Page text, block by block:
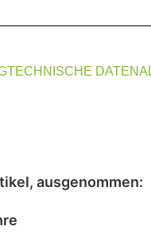
TECHNISCHE DATEN
ausgenommen: